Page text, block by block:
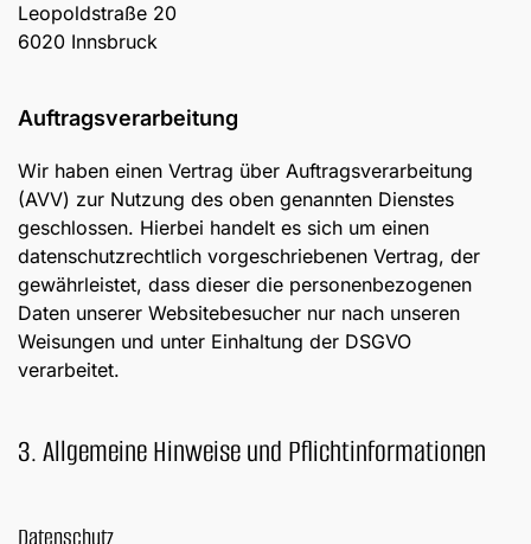
Leopoldstraße 20
6020 Innsbruck
Auftragsverarbeitung
Wir haben einen Vertrag über Auftragsverarbeitung
(AVV) zur Nutzung des oben genannten Dienstes
geschlossen. Hierbei handelt es sich um einen
datenschutzrechtlich vorgeschriebenen Vertrag, der
gewährleistet, dass dieser die personenbezogenen
Daten unserer Websitebesucher nur nach unseren
Weisungen und unter Einhaltung der DSGVO
verarbeitet.
3. Allgemeine Hinweise und Pflicht­informationen
Datenschutz